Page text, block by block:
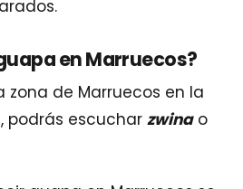
en Marruecos?
zona de Marruecos en la
podrás escuchar zwinao